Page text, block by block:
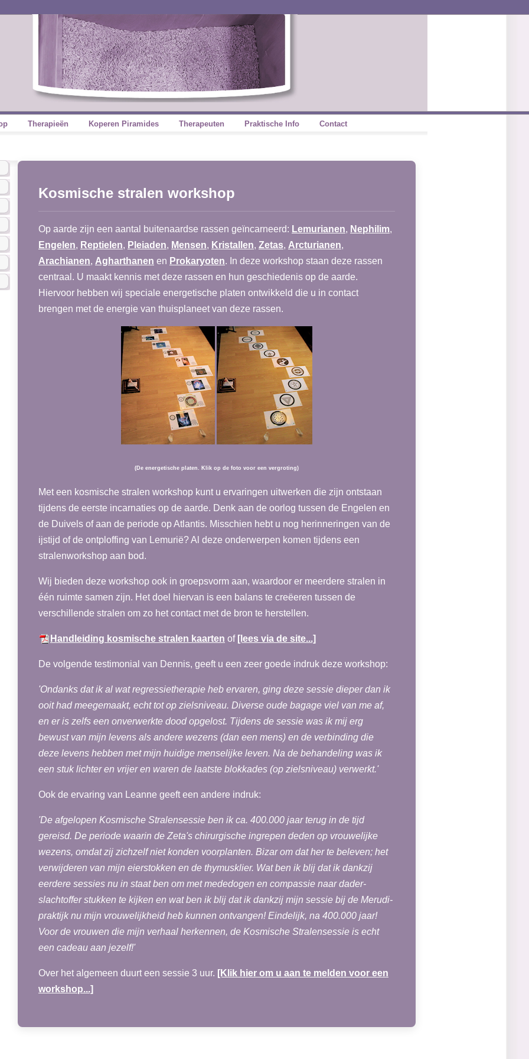
Therapieën Koperen Piramides Therapeuten Praktische Info Contact
Kosmische stralen workshop
Op aarde zijn een aantal buitenaardse rassen geïncarneerd: Lemurianen, Nephilim,
Engelen, Reptielen, Pleiaden, Mensen, Kristallen, Zetas, Arcturianen,
Arachianen, Agharthanen en Prokaryoten. In deze workshop staan deze rassen
centraal. U maakt kennis met deze rassen en hun geschiedenis op de aarde.
Hiervoor hebben wij speciale energetische platen ontwikkeld die u in contact
brengen met de energie van thuisplaneet van deze rassen.
(De energetische platen. Klik op de foto voor een vergroting)
Met een kosmische stralen workshop kunt u ervaringen uitwerken die zijn ontstaan
tijdens de eerste incarnaties op de aarde. Denk aan de oorlog tussen de Engelen en
de Duivels of aan de periode op Atlantis. Misschien hebt u nog herinneringen van de
ijstijd of de ontploffing van Lemurië? Al deze onderwerpen komen tijdens een
stralenworkshop aan bod.
Wij bieden deze workshop ook in groepsvorm aan, waardoor er meerdere stralen in
één ruimte samen zijn. Het doel hiervan is een balans te creëeren tussen de
verschillende stralen om zo het contact met de bron te herstellen.
Handleiding kosmische stralen kaarten of [lees via de site...]
De volgende testimonial van Dennis, geeft u een zeer goede indruk deze workshop:
'Ondanks dat ik al wat regressietherapie heb ervaren, ging deze sessie dieper dan ik
ooit had meegemaakt, echt tot op zielsniveau. Diverse oude bagage viel van me af,
en er is zelfs een onverwerkte dood opgelost. Tijdens de sessie was ik mij erg
bewust van mijn levens als andere wezens (dan een mens) en de verbinding die
deze levens hebben met mijn huidige menselijke leven. Na de behandeling was ik
een stuk lichter en vrijer en waren de laatste blokkades (op zielsniveau) verwerkt.'
Ook de ervaring van Leanne geeft een andere indruk:
'De afgelopen Kosmische Stralensessie ben ik ca. 400.000 jaar terug in de tijd
gereisd. De periode waarin de Zeta's chirurgische ingrepen deden op vrouwelijke
wezens, omdat zij zichzelf niet konden voorplanten. Bizar om dat her te beleven; het
verwijderen van mijn eierstokken en de thymusklier. Wat ben ik blij dat ik dankzij
eerdere sessies nu in staat ben om met mededogen en compassie naar dader-
slachtoffer stukken te kijken en wat ben ik blij dat ik dankzij mijn sessie bij de Merudi-
praktijk nu mijn vrouwelijkheid heb kunnen ontvangen! Eindelijk, na 400.000 jaar!
Voor de vrouwen die mijn verhaal herkennen, de Kosmische Stralensessie is echt
een cadeau aan jezelf!'
Over het algemeen duurt een sessie 3 uur. [Klik hier om u aan te melden voor een
workshop...]